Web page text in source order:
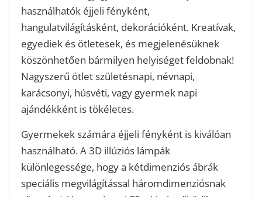
használhatók éjjeli fényként,
hangulatvilágításként, dekorációként. Kreatívak,
egyediek és ötletesek, és megjelenésüknek
köszönhetően bármilyen helyiséget feldobnak!
Nagyszerű ötlet születésnapi, névnapi,
karácsonyi, húsvéti, vagy gyermek napi
ajándékként is tökéletes.
Gyermekek számára éjjeli fényként is kiválóan
használható. A 3D illúziós lámpák
különlegessége, hogy a kétdimenziós ábrák
speciális megvilágítással háromdimenziósnak